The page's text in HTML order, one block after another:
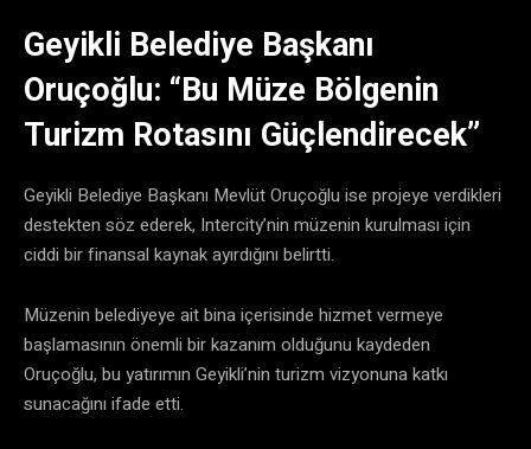
Geyikli Belediye Başkanı
Oruçoğlu: “Bu Müze Bölgenin
Turizm Rotasını Güçlendirecek”
Geyikli Belediye Başkanı Mevlüt Oruçoğlu ise projeye verdikleri
destekten söz ederek, Intercity’nin müzenin kurulması için
ciddi bir finansal kaynak ayırdığını belirtti.
Müzenin belediyeye ait bina içerisinde hizmet vermeye
başlamasının önemli bir kazanım olduğunu kaydeden
Oruçoğlu, bu yatırımın Geyikli’nin turizm vizyonuna katkı
sunacağını ifade etti.